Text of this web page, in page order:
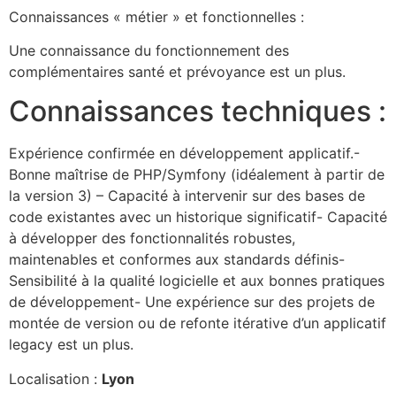
Connaissances « métier » et fonctionnelles :
Une connaissance du fonctionnement des
complémentaires santé et prévoyance est un plus.
Connaissances techniques :
Expérience confirmée en développement applicatif.-
Bonne maîtrise de PHP/Symfony (idéalement à partir de
la version 3) – Capacité à intervenir sur des bases de
code existantes avec un historique significatif- Capacité
à développer des fonctionnalités robustes,
maintenables et conformes aux standards définis-
Sensibilité à la qualité logicielle et aux bonnes pratiques
de développement- Une expérience sur des projets de
montée de version ou de refonte itérative d’un applicatif
legacy est un plus.
Localisation : Lyon